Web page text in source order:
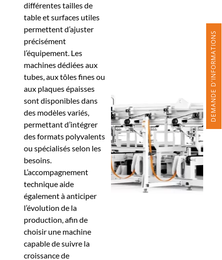
différentes tailles de
table et surfaces utiles
permettent d’ajuster
précisément
l’équipement. Les
machines dédiées aux
tubes, aux tôles fines ou
aux plaques épaisses
sont disponibles dans
des modèles variés,
permettant d’intégrer
des formats polyvalents
ou spécialisés selon les
besoins.
L’accompagnement
technique aide
également à anticiper
l’évolution de la
production, afin de
choisir une machine
capable de suivre la
croissance de
DEMANDE D'INFORMATIONS